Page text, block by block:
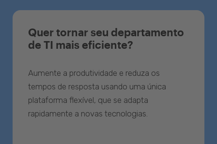
Quer tornar seu departamento
de TI mais eficiente?
Aumente a produtividade e reduza os
tempos de resposta usando uma única
plataforma flexível, que se adapta
rapidamente a novas tecnologias.